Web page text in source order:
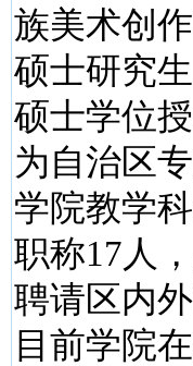
族美术创
硕士研究
硕士学位
为自治区
学院教学
职称17人
聘请区内
目前学院